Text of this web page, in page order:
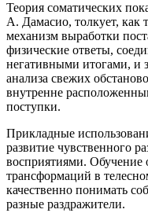
Теория соматических
А. Дамасио, толкует, как
механизм выработки
физические ответы,
негативными итогами, и
анализа свежих
внутренне
поступки.
Прикладные
развитие чувственного
восприятиями. Обучение
трансформаций в
качественно понимать
разные раздражители.